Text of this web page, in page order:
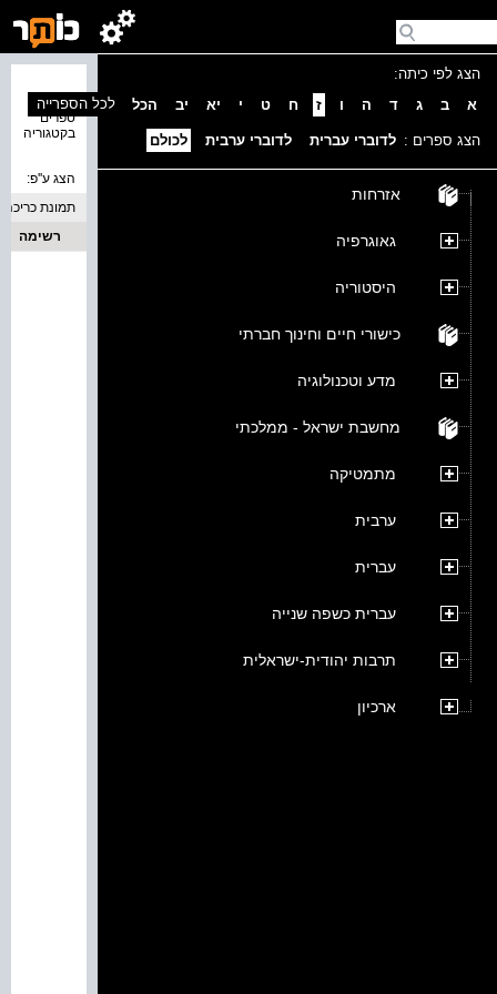
הצג לפי כיתה:
א
ב ג ד ה ו ז ח ט י יא יב הכל
הצג ספרים : לדוברי עברית לדוברי ערבית לכולם
אזרחות
גאוגרפיה
היסטוריה
כישורי חיים וחינוך חברתי
מדע וטכנולוגיה
מחשבת ישראל - ממלכתי
מתמטיקה
ערבית
עברית
עברית כשפה שנייה
תרבות יהודית-ישראלית
ארכיון
ספרים
בקטגוריה
לכל הספרייה
הצג ע''פ:
תמונת כריכה
רשימה